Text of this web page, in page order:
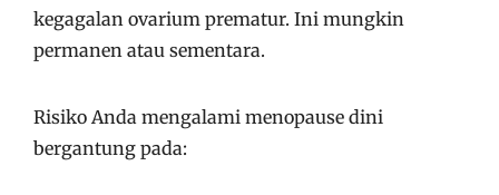
kegagalan ovarium prematur. Ini mungkin
permanen atau sementara.
Risiko Anda mengalami menopause dini
bergantung pada: